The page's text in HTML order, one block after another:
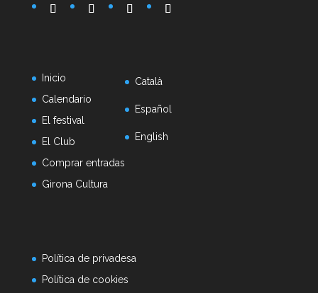
Inicio
Calendario
El festival
El Club
Comprar entradas
Girona Cultura
Català
Español
English
Política de privadesa
Política de cookies